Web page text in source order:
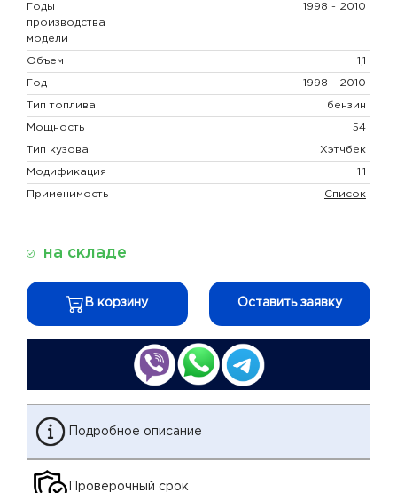
Годы
производства
модели
1998 - 2010
Объем 1,1
Год 1998 - 2010
Тип топлива бензин
Мощность 54
Тип кузова Хэтчбек
Модификация 1.1
Применимость Список
на складе
В корзину Оставить заявку
Подробное описание
Проверочный срок